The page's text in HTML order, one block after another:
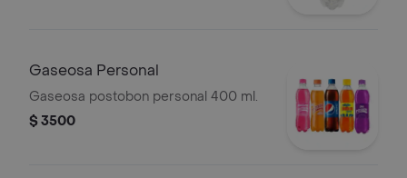
Gaseosa Personal
Gaseosa postobon personal 400 ml.
$ 3500